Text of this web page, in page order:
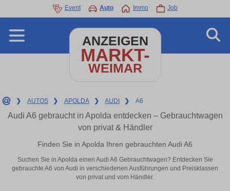
Event Auto Immo Job
ANZEIGEN
MARKT-
WEIMAR
❯ AUTOS ❯ APOLDA ❯ AUDI ❯ A6
Audi A6 gebraucht in Apolda entdecken – Gebrauchtwagen
von privat & Händler
Finden Sie in Apolda Ihren gebrauchten Audi A6
Suchen Sie in Apolda einen Audi A6 Gebrauchtwagen? Entdecken Sie
gebrauchte A6 von Audi in verschiedenen Ausführungen und Preisklassen
von privat und vom Händler.